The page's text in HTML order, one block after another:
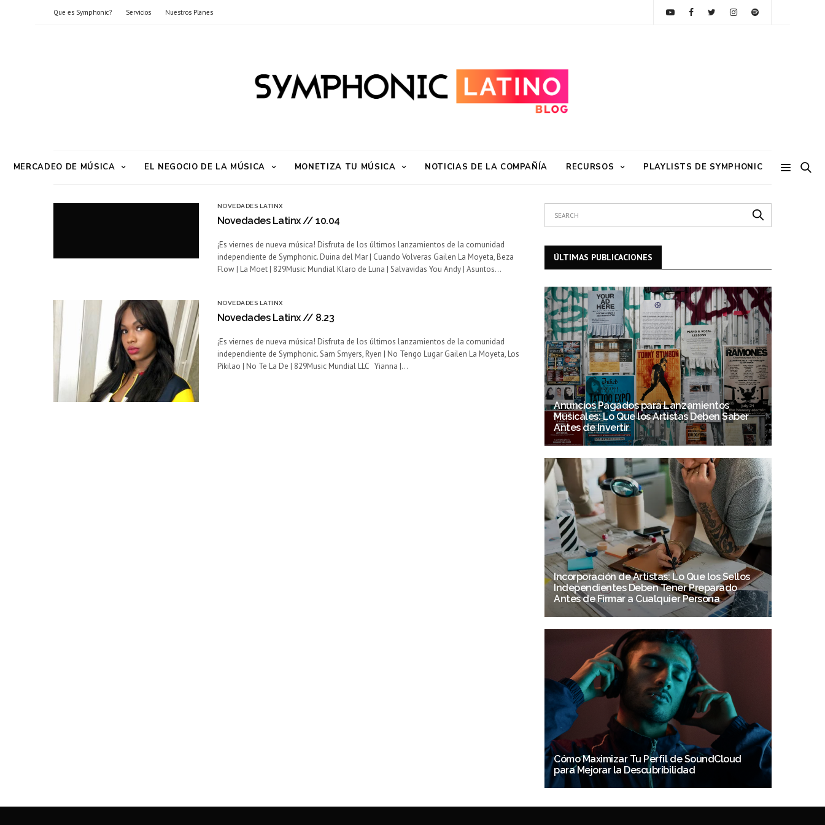
Que es Symphonic? Servicios Nuestros Planes
MERCADEO DE MÚSICA EL NEGOCIO DE LA MÚSICA MONETIZA TU MÚSICA NOTICIAS DE LA COMPAÑÍA RECURSOS PLAYLISTS DE SYMPHONIC
NOVEDADES LATINX
Novedades Latinx // 10.04
¡Es viernes de nueva música! Disfruta de los últimos lanzamientos de la comunidad
independiente de Symphonic. Duina del Mar | Cuando Volveras Gailen La Moyeta, Beza
Flow | La Moet | 829Music Mundial Klaro de Luna | Salvavidas You Andy | Asuntos…
NOVEDADES LATINX
Novedades Latinx // 8.23
¡Es viernes de nueva música! Disfruta de los últimos lanzamientos de la comunidad
independiente de Symphonic. Sam Smyers, Ryen | No Tengo Lugar Gailen La Moyeta, Los
Pikilao | No Te La De | 829Music Mundial LLC Yianna |…
ÚLTIMAS PUBLICACIONES
Anuncios Pagados para Lanzamientos
Musicales: Lo Que los Artistas Deben Saber
Antes de Invertir
Incorporación de Artistas: Lo Que los Sellos
Independientes Deben Tener Preparado
Antes de Firmar a Cualquier Persona
Cómo Maximizar Tu Perfil de SoundCloud
para Mejorar la Descubribilidad